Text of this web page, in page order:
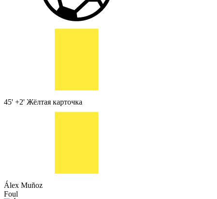
45' +2' Жёлтая карточка
Álex Muñoz
Foul